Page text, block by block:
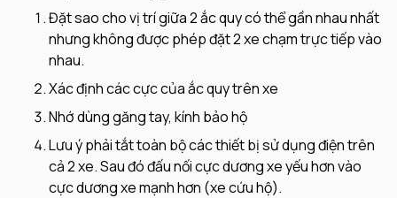
Đặt sao cho vị trí giữa 2 ắc quy có thể gần nhau nhất
nhưng không được phép đặt 2 xe chạm trực tiếp vào
nhau.
Xác định các cực của ắc quy trên xe
Nhớ dùng găng tay, kính bảo hộ
Lưu ý phải tắt toàn bộ các thiết bị sử dụng điện trên
cả 2 xe. Sau đó đấu nối cực dương xe yếu hơn vào
cực dương xe mạnh hơn (xe cứu hộ).